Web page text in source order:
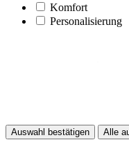
Komfort
Personalisierung
Auswahl bestätigen Alle